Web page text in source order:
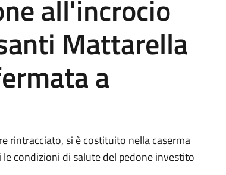
all'incrocio
Mattarella
a
rintracciato, si è costituito nella caserma
condizioni di salute del pedone investito